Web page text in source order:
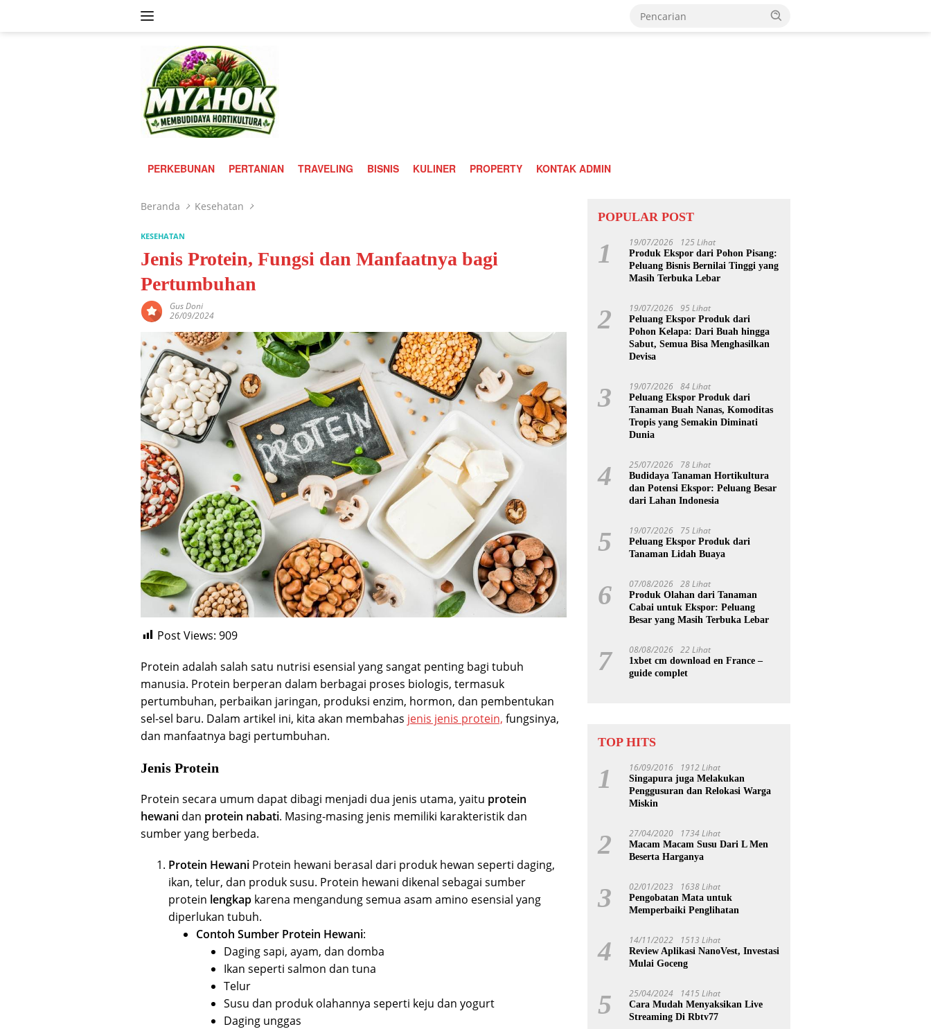
PERKEBUNAN PERTANIAN TRAVELING BISNIS KULINER PROPERTY KONTAK ADMIN
Beranda Kesehatan
KESEHATAN
Jenis Protein, Fungsi dan Manfaatnya bagi
Pertumbuhan
Gus Doni
26/09/2024
Post Views: 909
Protein adalah salah satu nutrisi esensial yang sangat penting bagi tubuh
manusia. Protein berperan dalam berbagai proses biologis, termasuk
pertumbuhan, perbaikan jaringan, produksi enzim, hormon, dan pembentukan
sel-sel baru. Dalam artikel ini, kita akan membahas jenis jenis protein, fungsinya,
dan manfaatnya bagi pertumbuhan.
Jenis Protein
Protein secara umum dapat dibagi menjadi dua jenis utama, yaitu protein
hewani dan protein nabati. Masing-masing jenis memiliki karakteristik dan
sumber yang berbeda.
Protein Hewani Protein hewani berasal dari produk hewan seperti daging,
ikan, telur, dan produk susu. Protein hewani dikenal sebagai sumber
protein lengkap karena mengandung semua asam amino esensial yang
diperlukan tubuh.
Contoh Sumber Protein Hewani:
Daging sapi, ayam, dan domba
Ikan seperti salmon dan tuna
Telur
Susu dan produk olahannya seperti keju dan yogurt
Daging unggas
POPULAR POST
1 19/07/2026 125 Lihat
Produk Ekspor dari Pohon Pisang:
Peluang Bisnis Bernilai Tinggi yang
Masih Terbuka Lebar
2 19/07/2026 95 Lihat
Peluang Ekspor Produk dari
Pohon Kelapa: Dari Buah hingga
Sabut, Semua Bisa Menghasilkan
Devisa
3 19/07/2026 84 Lihat
Peluang Ekspor Produk dari
Tanaman Buah Nanas, Komoditas
Tropis yang Semakin Diminati
Dunia
4 25/07/2026 78 Lihat
Budidaya Tanaman Hortikultura
dan Potensi Ekspor: Peluang Besar
dari Lahan Indonesia
5 19/07/2026 75 Lihat
Peluang Ekspor Produk dari
Tanaman Lidah Buaya
6 07/08/2026 28 Lihat
Produk Olahan dari Tanaman
Cabai untuk Ekspor: Peluang
Besar yang Masih Terbuka Lebar
7 08/08/2026 22 Lihat
1xbet cm download en France –
guide complet
TOP HITS
1 16/09/2016 1912 Lihat
Singapura juga Melakukan
Penggusuran dan Relokasi Warga
Miskin
2 27/04/2020 1734 Lihat
Macam Macam Susu Dari L Men
Beserta Harganya
3 02/01/2023 1638 Lihat
Pengobatan Mata untuk
Memperbaiki Penglihatan
4 14/11/2022 1513 Lihat
Review Aplikasi NanoVest, Investasi
Mulai Goceng
5 25/04/2024 1415 Lihat
Cara Mudah Menyaksikan Live
Streaming Di Rbtv77